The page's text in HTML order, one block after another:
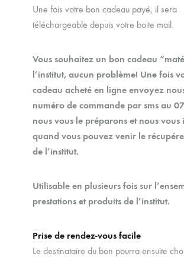
Une fois votre bon cadeau payé, il sera
téléchargeable depuis votre boite mail.
Vous souhaitez un bon cadeau
l’institut, aucun problème! Une fois
cadeau acheté en ligne envoyez
numéro de commande par sms au
nous vous le préparons et nous vous
quand vous pouvez venir le
de l’institut.
Utilisable en plusieurs fois sur
prestations et produits de l’institut.
Prise de rendez-vous facile
Le destinataire du bon pourra ensuite